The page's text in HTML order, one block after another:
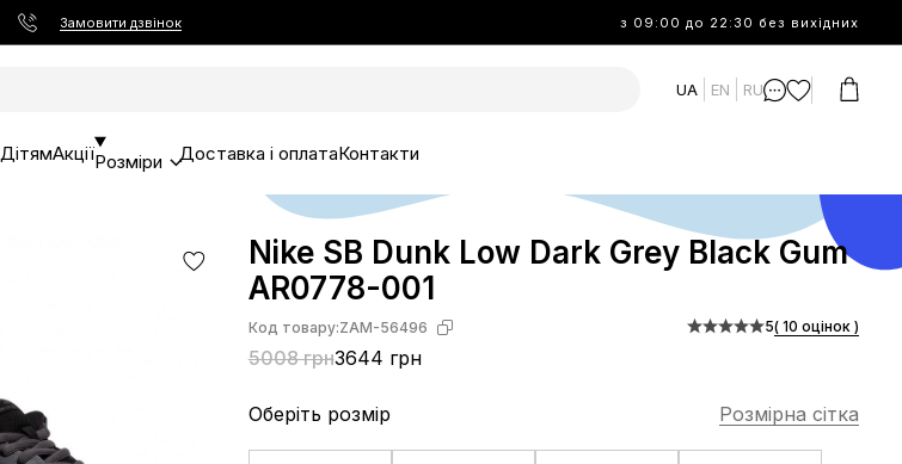
Замовити дзвінок з 09:00 до 22:30 без вихідних
UA EN RU
ДітямАкціїРозміри Доставка і оплатаКонтакти
Nike SB Dunk Low Dark Grey Black Gum
AR0778-001
Код товару:ZAM-56496
5008 грн3644 грн
5( 10 оцінок )
Оберіть розмір Розмірна сітка